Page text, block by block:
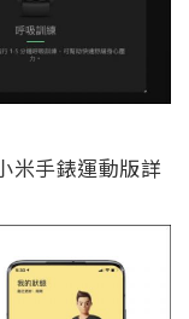
米手錶運動版詳